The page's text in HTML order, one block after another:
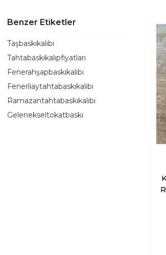
Benzer Etiketler
Taşbaskıkalıbı
Tahtabaskıkalıpfiyatları
Fenerahşapbaskıkalıbı
Fenerliaytahtabaskıkalıbı
Ramazantahtabaskıkalıbı
Gelenekseltokatbaskı